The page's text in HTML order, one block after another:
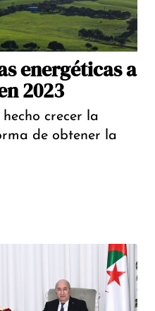
energéticas a
2023
crecer la
de obtener la